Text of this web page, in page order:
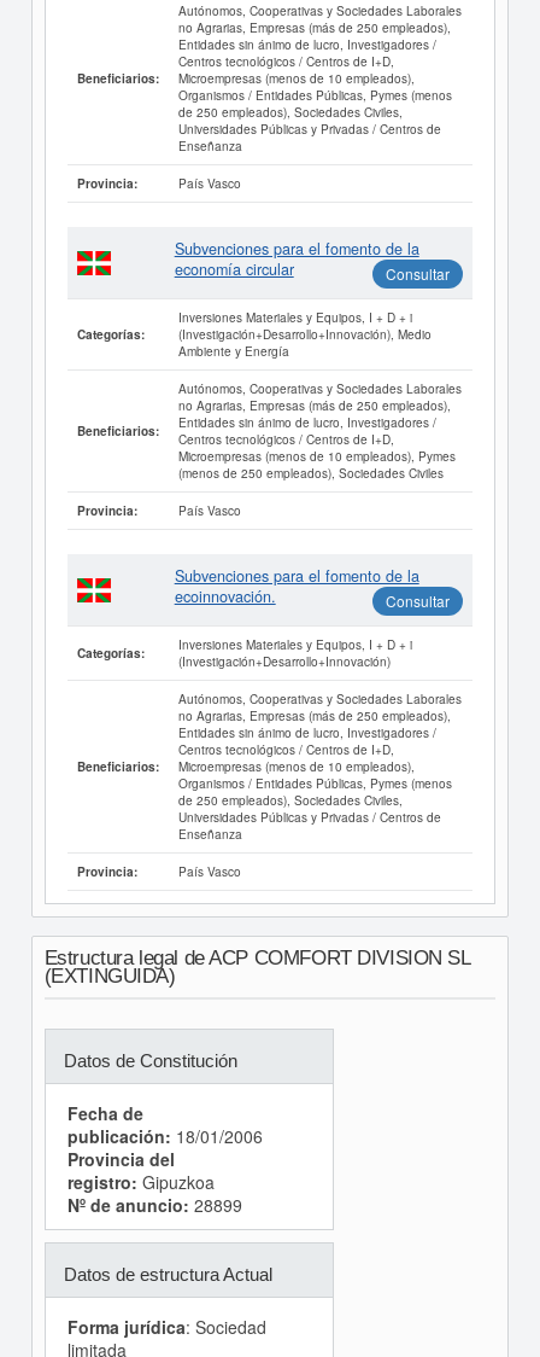
Beneficiarios:
Autónomos, Cooperativas y Sociedades Laborales
no Agrarias, Empresas (más de 250 empleados),
Entidades sin ánimo de lucro, Investigadores /
Centros tecnológicos / Centros de I+D,
Microempresas (menos de 10 empleados),
Organismos / Entidades Públicas, Pymes (menos
de 250 empleados), Sociedades Civiles,
Universidades Públicas y Privadas / Centros de
Enseñanza
Provincia: País Vasco
Subvenciones para el fomento de la
economía circular
Consultar
Categorías:
Inversiones Materiales y Equipos, I + D + i
(Investigación+Desarrollo+Innovación), Medio
Ambiente y Energía
Beneficiarios:
Autónomos, Cooperativas y Sociedades Laborales
no Agrarias, Empresas (más de 250 empleados),
Entidades sin ánimo de lucro, Investigadores /
Centros tecnológicos / Centros de I+D,
Microempresas (menos de 10 empleados), Pymes
(menos de 250 empleados), Sociedades Civiles
Provincia: País Vasco
Subvenciones para el fomento de la
ecoinnovación.
Consultar
Categorías:
Inversiones Materiales y Equipos, I + D + i
(Investigación+Desarrollo+Innovación)
Beneficiarios:
Autónomos, Cooperativas y Sociedades Laborales
no Agrarias, Empresas (más de 250 empleados),
Entidades sin ánimo de lucro, Investigadores /
Centros tecnológicos / Centros de I+D,
Microempresas (menos de 10 empleados),
Organismos / Entidades Públicas, Pymes (menos
de 250 empleados), Sociedades Civiles,
Universidades Públicas y Privadas / Centros de
Enseñanza
Provincia: País Vasco
Estructura legal de ACP COMFORT DIVISION SL
(EXTINGUIDA)
Datos de Constitución
Fecha de
publicación: 18/01/2006
Provincia del
registro: Gipuzkoa
Nº de anuncio: 28899
Datos de estructura Actual
Forma jurídica: Sociedad
limitada